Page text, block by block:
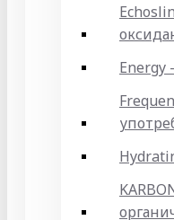
Energy